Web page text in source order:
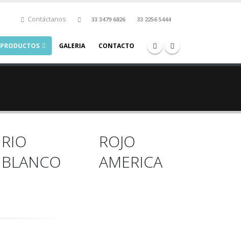
Contáctanos 33 3479 6826 33 2256 5444
PRODUCTOS GALERIA CONTACTO
RIO
BLANCO
ROJO
AMERICA